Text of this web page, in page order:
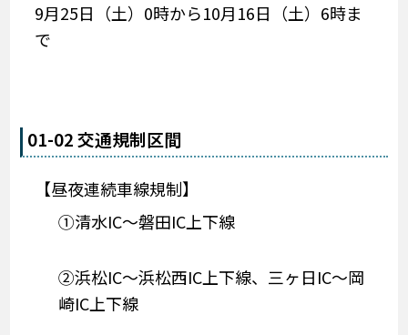
9月25日（土）0時から10月16日（土）6時ま
で
01-02 交通規制区間
【昼夜連続車線規制】
①清水IC～磐田IC上下線
②浜松IC～浜松西IC上下線、三ヶ日IC～岡
崎IC上下線